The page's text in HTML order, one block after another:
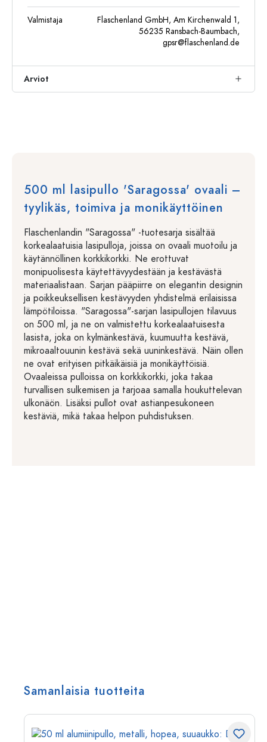
Valmistaja
Flaschenland GmbH, Am Kirchenwald 1,
56235 Ransbach-Baumbach,
gpsr@flaschenland.de
Arviot
500 ml lasipullo 'Saragossa' ovaali –
tyylikäs, toimiva ja monikäyttöinen
Flaschenlandin "Saragossa" -tuotesarja sisältää
korkealaatuisia lasipulloja, joissa on ovaali muotoilu ja
käytännöllinen korkkikorkki. Ne erottuvat
monipuolisesta käytettävyydestään ja kestävästä
materiaalistaan. Sarjan pääpiirre on elegantin designin
ja poikkeuksellisen kestävyyden yhdistelmä erilaisissa
lämpötiloissa. "Saragossa"-sarjan lasipullojen tilavuus
on 500 ml, ja ne on valmistettu korkealaatuisesta
lasista, joka on kylmänkestävä, kuumuutta kestävä,
mikroaaltouunin kestävä sekä uuninkestävä. Näin ollen
ne ovat erityisen pitkäikäisiä ja monikäyttöisiä.
Ovaaleissa pulloissa on korkkikorkki, joka takaa
turvallisen sulkemisen ja tarjoaa samalla houkuttelevan
ulkonäön. Lisäksi pullot ovat astianpesukoneen
kestäviä, mikä takaa helpon puhdistuksen.
Samanlaisia tuotteita